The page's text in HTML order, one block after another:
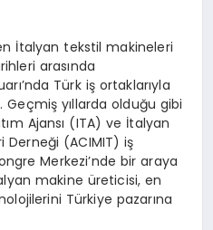
İtalyan tekstil makineleri
arasında
Türk iş ortaklarıyla
yıllarda olduğu gibi
Ajansı (ITA) ve İtalyan
Derneği (ACIMIT) iş
Merkezi’nde bir araya
makine üreticisi, en
Türkiye pazarına